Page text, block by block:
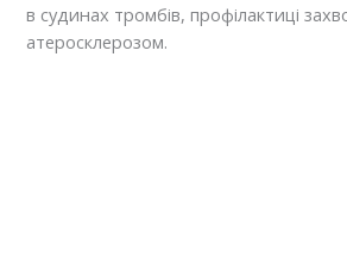
в судинах тромбів, профілактиці
атеросклерозом.